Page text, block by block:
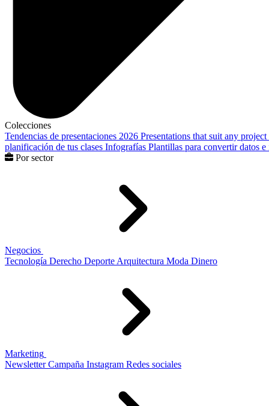
Colecciones
Tendencias de presentaciones 2026 Presentations that suit any project
planificación de tus clases Infografías Plantillas para convertir datos
Por sector
Negocios
Tecnología Derecho Deporte Arquitectura Moda Dinero
Marketing
Newsletter Campaña Instagram Redes sociales